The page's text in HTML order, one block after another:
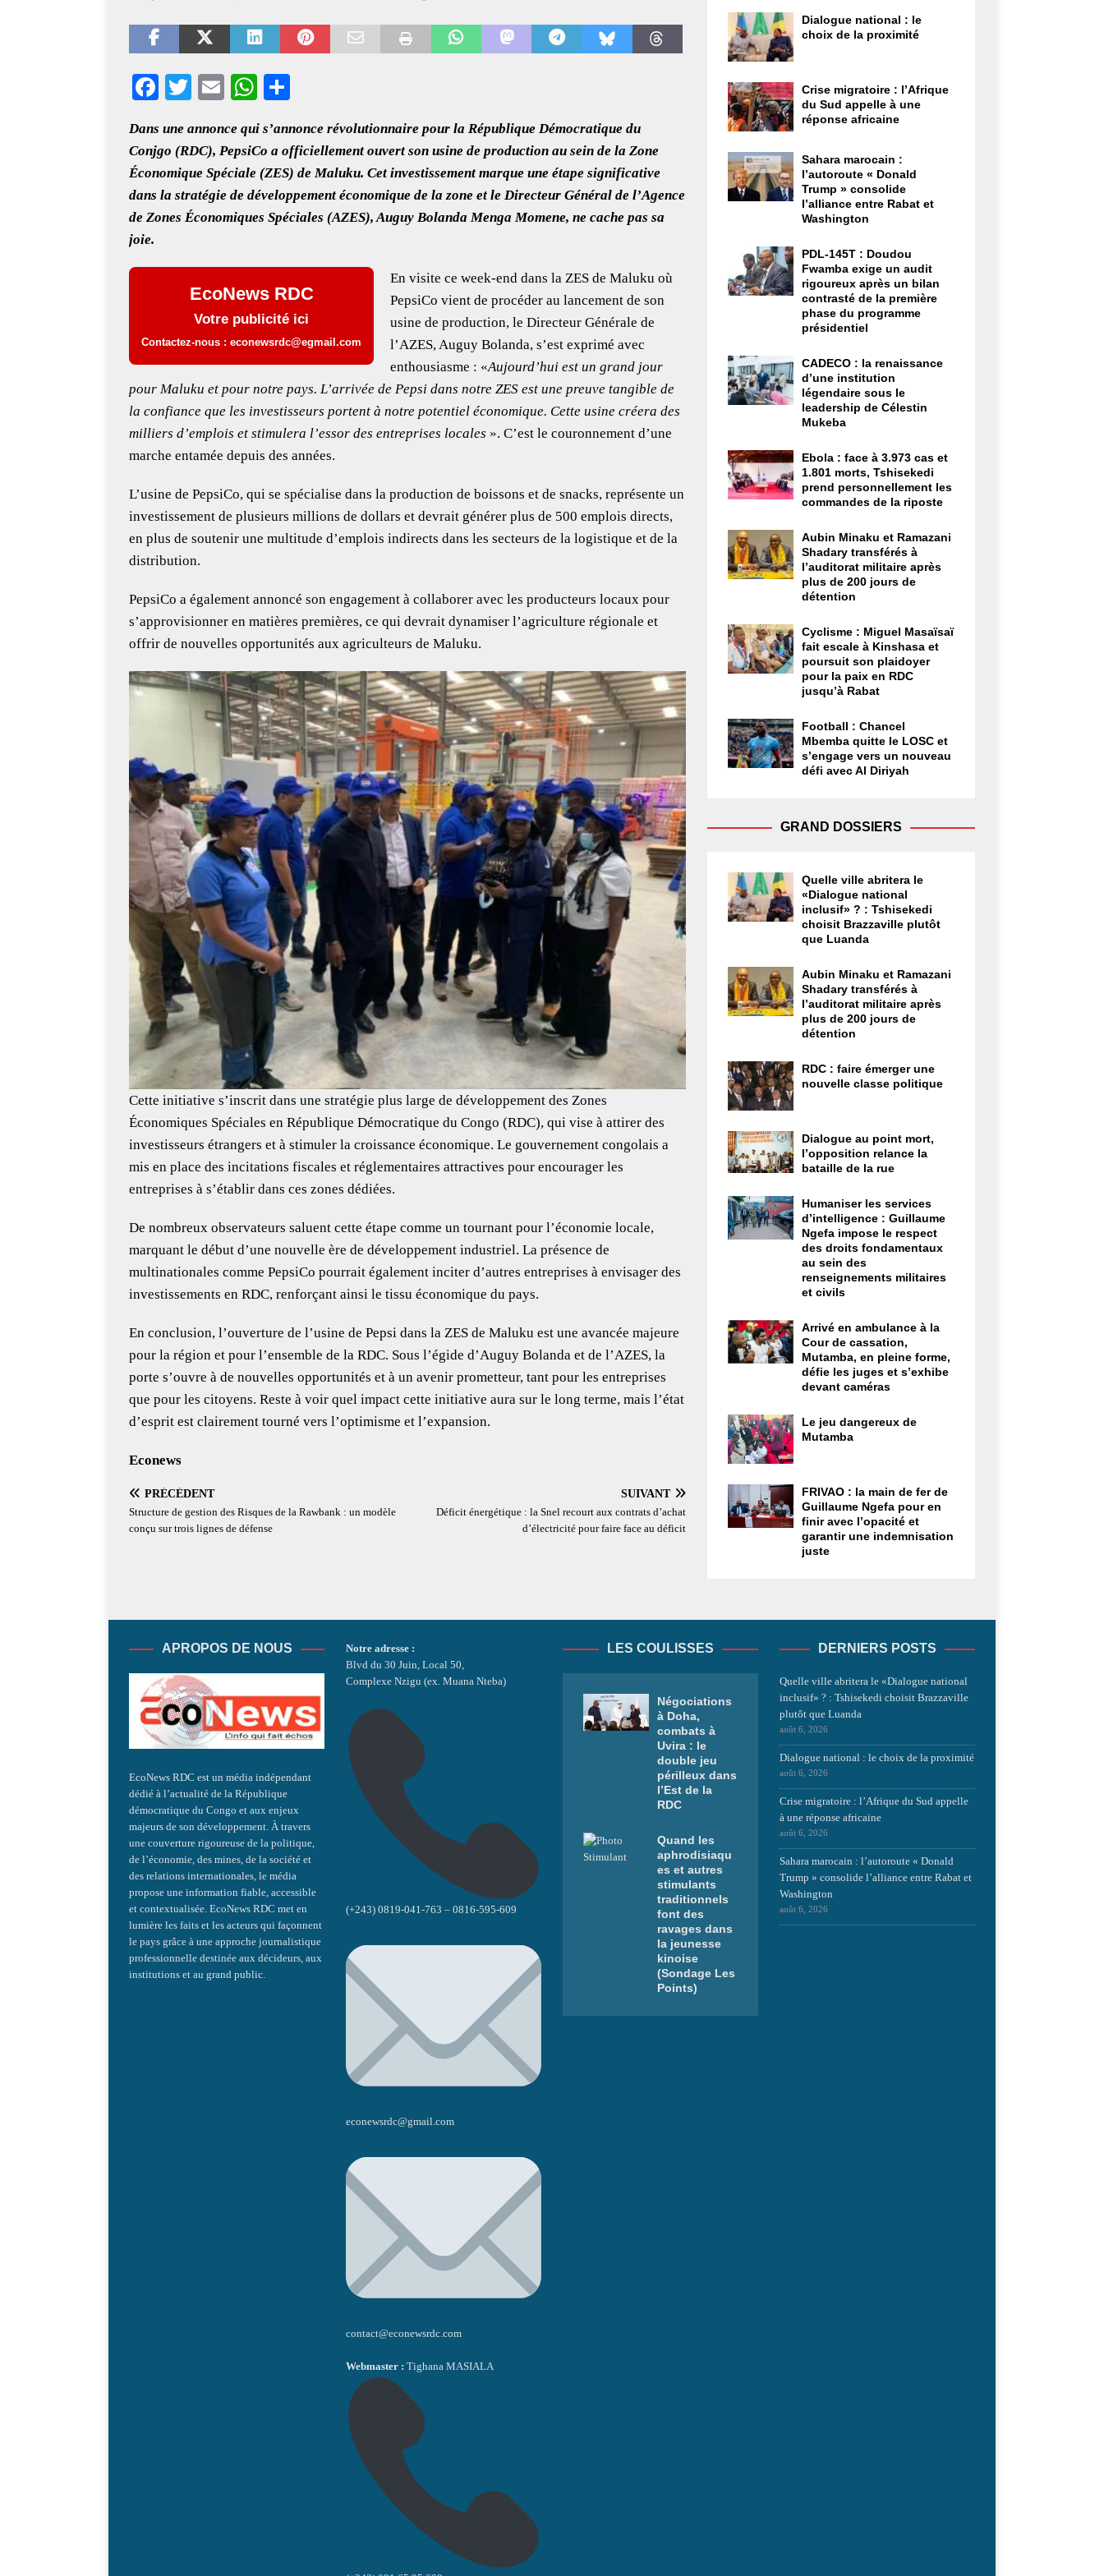
[ août 6, 2026 ] Dialogue national : le choix de la proximité EDITORIALE
[ août 6, 2026 ] Crise migratoire : l’Afrique du Sud appelle à une réponse africaine AFRIQUE
[ août 6, 2026 ]
[ août 6, 2026 ] PDL-145T : Doudou Fwamba exige un audit rigoureux après un bilan contrasté de la
F
eb
oo
k
T
tt
er
E
ai
l
W
at
s
A
p
ar
e
Dans une annonce qui s’annonce révolutionnaire pour la République Démocratique du
Conjgo (RDC), PepsiCo a officiellement ouvert son usine de production au sein de la Zone
Économique Spéciale (ZES) de Maluku. Cet investissement marque une étape significative
dans la stratégie de développement économique de la zone et le Directeur Général de l’Agence
de Zones Économiques Spéciales (AZES), Auguy Bolanda Menga Momene, ne cache pas sa
joie.
EcoNews RDC
Votre publicité ici
Contactez-nous : econewsrdc@egmail.com
En visite ce week-end dans la ZES de Maluku où
PepsiCo vient de procéder au lancement de son
usine de production, le Directeur Générale de
l’AZES, Auguy Bolanda, s’est exprimé avec
enthousiasme : «Aujourd’hui est un grand jour
pour Maluku et pour notre pays. L’arrivée de Pepsi dans notre ZES est une preuve tangible de
la confiance que les investisseurs portent à notre potentiel économique. Cette usine créera des
milliers d’emplois et stimulera l’essor des entreprises locales ». C’est le couronnement d’une
marche entamée depuis des années.
L’usine de PepsiCo, qui se spécialise dans la production de boissons et de snacks, représente un
investissement de plusieurs millions de dollars et devrait générer plus de 500 emplois directs,
en plus de soutenir une multitude d’emplois indirects dans les secteurs de la logistique et de la
distribution.
PepsiCo a également annoncé son engagement à collaborer avec les producteurs locaux pour
s’approvisionner en matières premières, ce qui devrait dynamiser l’agriculture régionale et
offrir de nouvelles opportunités aux agriculteurs de Maluku.
Cette initiative s’inscrit dans une stratégie plus large de développement des Zones
Économiques Spéciales en République Démocratique du Congo (RDC), qui vise à attirer des
investisseurs étrangers et à stimuler la croissance économique. Le gouvernement congolais a
mis en place des incitations fiscales et réglementaires attractives pour encourager les
entreprises à s’établir dans ces zones dédiées.
De nombreux observateurs saluent cette étape comme un tournant pour l’économie locale,
marquant le début d’une nouvelle ère de développement industriel. La présence de
multinationales comme PepsiCo pourrait également inciter d’autres entreprises à envisager des
investissements en RDC, renforçant ainsi le tissu économique du pays.
En conclusion, l’ouverture de l’usine de Pepsi dans la ZES de Maluku est une avancée majeure
pour la région et pour l’ensemble de la RDC. Sous l’égide d’Auguy Bolanda et de l’AZES, la
porte s’ouvre à de nouvelles opportunités et à un avenir prometteur, tant pour les entreprises
que pour les citoyens. Reste à voir quel impact cette initiative aura sur le long terme, mais l’état
d’esprit est clairement tourné vers l’optimisme et l’expansion.
Econews
PRÉCÉDENT
Structure de gestion des Risques de la Rawbank : un modèle
conçu sur trois lignes de défense
SUIVANT
Déficit énergétique : la Snel recourt aux contrats d’achat
d’électricité pour faire face au déficit
Dialogue national : le
choix de la proximité
Crise migratoire : l’Afrique
du Sud appelle à une
réponse africaine
Sahara marocain :
l’autoroute « Donald
Trump » consolide
l’alliance entre Rabat et
Washington
PDL-145T : Doudou
Fwamba exige un audit
rigoureux après un bilan
contrasté de la première
phase du programme
présidentiel
CADECO : la renaissance
d’une institution
légendaire sous le
leadership de Célestin
Mukeba
Ebola : face à 3.973 cas et
1.801 morts, Tshisekedi
prend personnellement les
commandes de la riposte
Aubin Minaku et Ramazani
Shadary transférés à
l’auditorat militaire après
plus de 200 jours de
détention
Cyclisme : Miguel Masaïsaï
fait escale à Kinshasa et
poursuit son plaidoyer
pour la paix en RDC
jusqu’à Rabat
Football : Chancel
Mbemba quitte le LOSC et
s’engage vers un nouveau
défi avec Al Diriyah
GRAND DOSSIERS
Quelle ville abritera le
«Dialogue national
inclusif» ? : Tshisekedi
choisit Brazzaville plutôt
que Luanda
Aubin Minaku et Ramazani
Shadary transférés à
l’auditorat militaire après
plus de 200 jours de
détention
RDC : faire émerger une
nouvelle classe politique
Dialogue au point mort,
l’opposition relance la
bataille de la rue
Humaniser les services
d’intelligence : Guillaume
Ngefa impose le respect
des droits fondamentaux
au sein des
renseignements militaires
et civils
Arrivé en ambulance à la
Cour de cassation,
Mutamba, en pleine forme,
défie les juges et s’exhibe
devant caméras
Le jeu dangereux de
Mutamba
FRIVAO : la main de fer de
Guillaume Ngefa pour en
finir avec l’opacité et
garantir une indemnisation
juste
APROPOS DE NOUS
EcoNews RDC est un média indépendant
dédié à l’actualité de la République
démocratique du Congo et aux enjeux
majeurs de son développement. À travers
une couverture rigoureuse de la politique,
de l’économie, des mines, de la société et
des relations internationales, le média
propose une information fiable, accessible
et contextualisée. EcoNews RDC met en
lumière les faits et les acteurs qui façonnent
le pays grâce à une approche journalistique
professionnelle destinée aux décideurs, aux
institutions et au grand public.
Notre adresse :
Blvd du 30 Juin, Local 50,
Complexe Nzigu (ex. Muana Nteba)
(+243) 0819-041-763 – 0816-595-609
econewsrdc@gmail.com
contact@econewsrdc.com
Webmaster : Tighana MASIALA
LES COULISSES
Négociations
à Doha,
combats à
Uvira : le
double jeu
périlleux dans
l’Est de la
RDC
Quand les
aphrodisiaqu
es et autres
stimulants
traditionnels
font des
ravages dans
la jeunesse
kinoise
(Sondage Les
Points)
DERNIERS POSTS
Quelle ville abritera le «Dialogue national
inclusif» ? : Tshisekedi choisit Brazzaville
plutôt que Luanda
août 6, 2026
Dialogue national : le choix de la proximité
août 6, 2026
Crise migratoire : l’Afrique du Sud appelle
à une réponse africaine
août 6, 2026
Sahara marocain : l’autoroute « Donald
Trump » consolide l’alliance entre Rabat et
Washington
août 6, 2026